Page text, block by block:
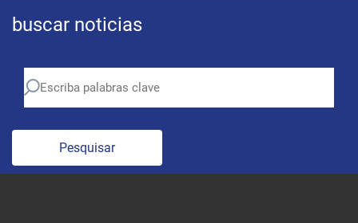
buscar noticias
Pesquisar